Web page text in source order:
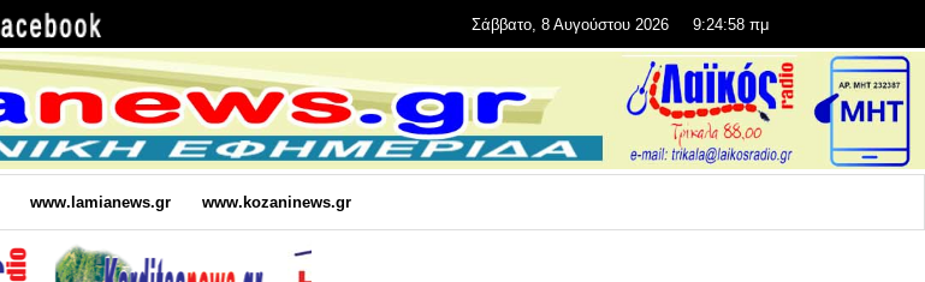
Σάββατο, 8 Αυγούστου 2026 9:24:59 πμ
www.lamianews.gr www.kozaninews.gr